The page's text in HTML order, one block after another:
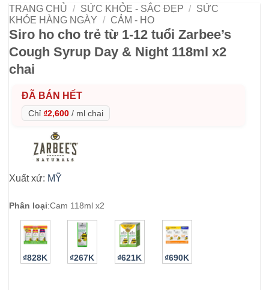
TRANG CHỦ / SỨC KHỎE - SẮC ĐẸP / SỨC
KHỎE HÀNG NGÀY / CẢM - HO
Siro ho cho trẻ từ 1-12 tuổi Zarbee’s
Cough Syrup Day & Night 118ml x2
chai
ĐÃ BÁN HẾT
Chỉ ₫2,600 / ml chai
Xuất xứ: MỸ
Phân loại:Cam 118ml x2
₫828K ₫267K ₫621K ₫690K